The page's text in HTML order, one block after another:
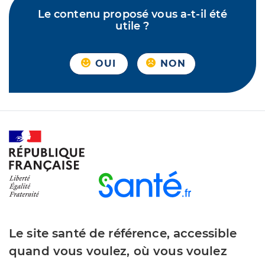
Le contenu proposé vous a-t-il été
utile ?
OUI NON
Le site santé de référence, accessible
quand vous voulez, où vous voulez